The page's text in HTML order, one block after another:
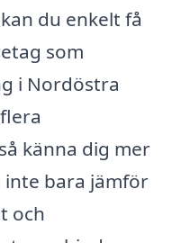
du enkelt få
som
i Nordöstra
känna dig mer
bara jämför
och